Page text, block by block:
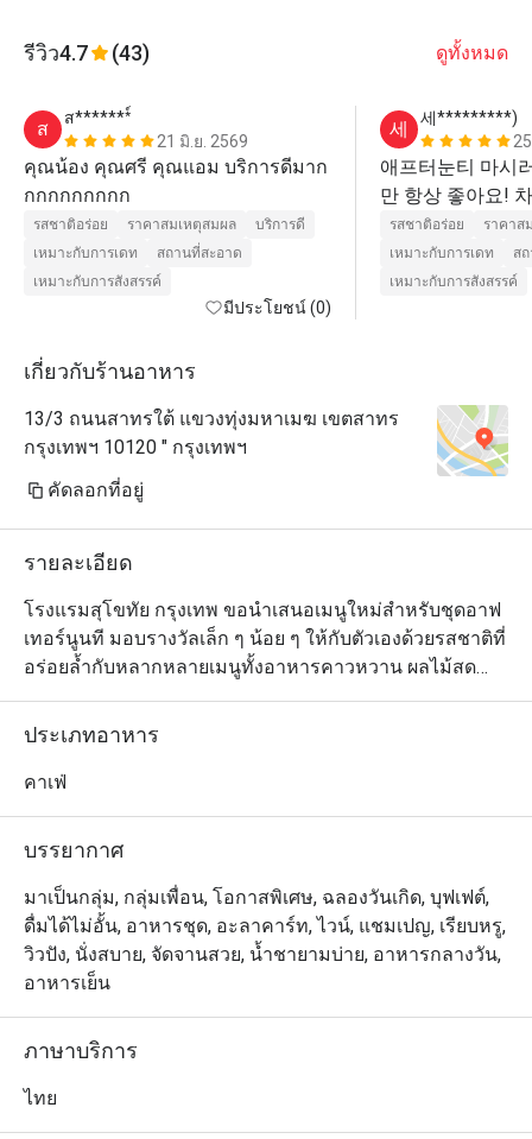
รีวิว4.7 (43) ดูทั้งหมด
ส
ส*******์
21 มิ.ย. 2569
คุณน้อง คุณศรี คุณแอม บริการดีมาก
กกกกกกกกก
รสชาติอร่อย ราคาสมเหตุสมผล
บริการดี
เหมาะกับการเดท
สถานที่สะอาด
เหมาะกับการสังสรรค์
มีประโยชน์ (0)
세
세*********)
애프터눈티 마시
만 항상 좋아요!
어 좋아요. 오래
니쳐 로투스 티
만들어서 오래
남기는걸 안 좋아
시키셔도 돼요.
해서 맛있어요.
에요. (매운거에
근사합니다. 화장
면 좋아요.
รสชาติอร่อย
ราคาส
เหมาะกับการเดท
ส
เหมาะกับการสังสรรค์
เกี่ยวกับร้านอาหาร
13/3 ถนนสาทรใต้ แขวงทุ่งมหาเมฆ เขตสาทร
กรุงเทพฯ 10120 " กรุงเทพฯ
คัดลอกที่อยู่
รายละเอียด
โรงแรมสุโขทัย กรุงเทพ ขอนำเสนอเมนูใหม่สำหรับชุดอาฟ
เทอร์นูนที มอบรางวัลเล็ก ๆ น้อย ๆ ให้กับตัวเองด้วยรสชาติที่
อร่อยล้ำกับหลากหลายเมนูทั้งอาหารคาวหวาน ผลไม้สด
ตามฤดูกาล เค้ก พาสทรี แซนด์วิช และเครื่องดื่มเบลนด์สูตร
พิเศษของทางโรงแรม รวมถึงแวะมาพักผ่อนเอนหลังและใช้
อาทิตย์ถึงศุกร์ที่ล็อบบี้โฉมใหม่
เซ็ตเดอะสุโขทัยไฮที
1,450++ บาทต่อท่าน
ไฮไลต์:
-ล็อบสเตอร์โรล หอมแดง คื่นช่าย มายองเนสเผ็ด ต้นหอม
-หอยเชลล์จี่ มูสอะโวคาโด ซัลซ่าข้าวโพดหวาน ไมโคร
-แซลมอนโรลแอตแลนติกรมควันของสุโขทัย ครีมชีส คา
เวียร์ บนขนมปังปิ้ง
ประเภทอาหาร
คาเฟ่
บรรยากาศ
มาเป็นกลุ่ม, กลุ่มเพื่อน, โอกาสพิเศษ, ฉลองวันเกิด, บุฟเฟต์,
ดื่มได้ไม่อั้น, อาหารชุด, อะลาคาร์ท, ไวน์, แชมเปญ, เรียบหรู,
วิวปัง, นั่งสบาย, จัดจานสวย, น้ำชายามบ่าย, อาหารกลางวัน,
อาหารเย็น
ภาษาบริการ
ไทย